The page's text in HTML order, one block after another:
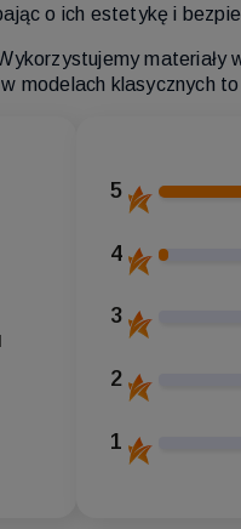
o ich estetykę i
materiały
modelach klasycznych
5
4
3
2
1